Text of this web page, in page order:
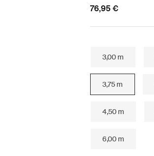
76,95 €
3,00 m
3,75 m
4,50 m
6,00 m